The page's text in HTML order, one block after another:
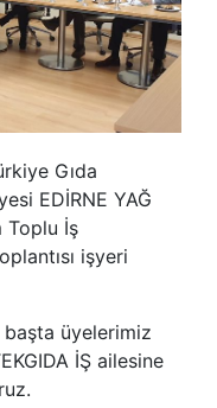
Gıda
EDİRNE YAĞ
Toplu İş
işyeri
üyelerimiz
İŞ ailesine